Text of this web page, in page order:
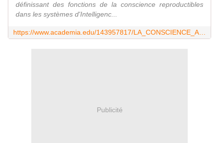
définissant des fonctions de la conscience reproductibles
dans les systèmes d'Intelligenc...
Publicité